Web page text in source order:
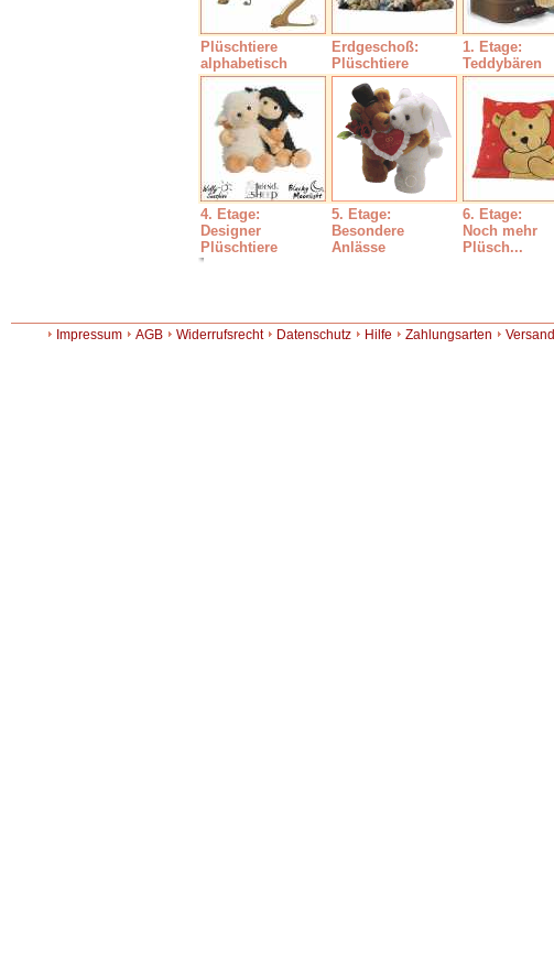
Plüschtiere
alphabetisch
Erdgeschoß:
Plüschtiere
1. Etage:
Teddybären
4. Etage:
Designer
Plüschtiere
5. Etage:
Besondere
Anlässe
6. Etage:
Noch mehr
Plüsch...
Impressum AGB Widerrufsrecht Datenschutz Hilfe Zahlungsarten Versand